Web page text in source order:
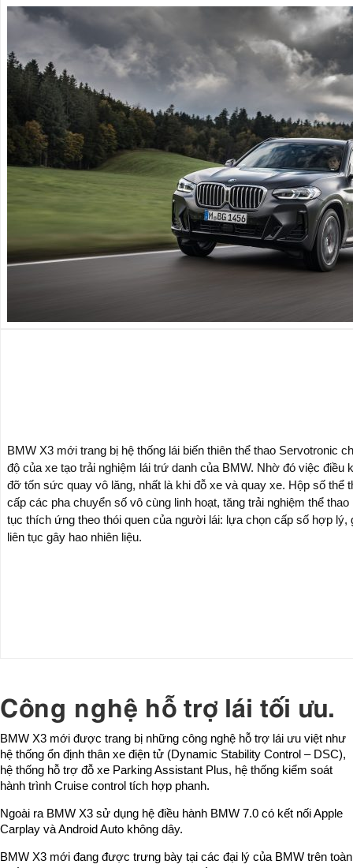
BMW X3 mới trang bị hệ thống lái biến thiên thể thao Servotronic
độ của xe tạo trải nghiệm lái trứ danh của BMW. Nhờ đó việc điều
đỡ tốn sức quay vô lăng, nhất là khi đỗ xe và quay xe. Hộp số thể
cấp các pha chuyển số vô cùng linh hoạt, tăng trải nghiệm thể
tục thích ứng theo thói quen của người lái: lựa chọn cấp số hợp lý,
liên tục gây hao nhiên liệu.
Công nghệ hỗ trợ lái tối ưu.
BMW X3 mới được trang bị những công nghệ hỗ trợ lái ưu việt như
hệ thống ổn định thân xe điện tử (Dynamic Stability Control – DSC),
hệ thống hỗ trợ đỗ xe Parking Assistant Plus, hệ thống kiểm soát
hành trình Cruise control tích hợp phanh.
Ngoài ra BMW X3 sử dụng hệ điều hành BMW 7.0 có kết nối Apple
Carplay và Android Auto không dây.
BMW X3 mới đang được trưng bày tại các đại lý của BMW trên toàn